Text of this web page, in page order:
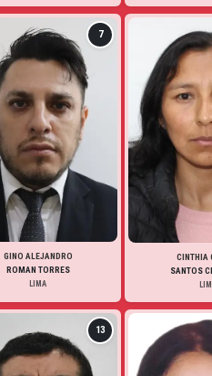
7
GINO ALEJANDRO
ROMAN TORRES
LIMA
CINTHIA
SANTOS
13